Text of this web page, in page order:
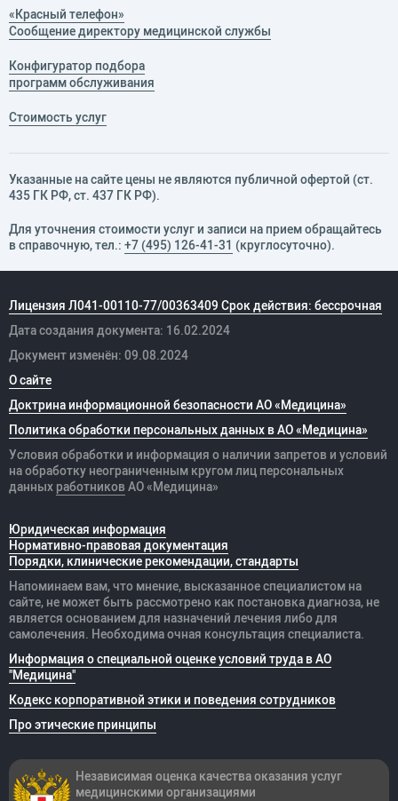
«Красный телефон»
Сообщение директору медицинской службы
Конфигуратор подбора
программ обслуживания
Стоимость услуг
Указанные на сайте цены не являются публичной офертой (ст.
435 ГК РФ, cт. 437 ГК РФ).
Для уточнения стоимости услуг и записи на прием обращайтесь
в справочную, тел.: +7 (495) 126-41-31 (круглосуточно).
Лицензия Л041-00110-77/00363409 Срок действия: бессрочная
Дата создания документа: 16.02.2024
Документ изменён: 09.08.2024
О сайте
Доктрина информационной безопасности АО «Медицина»
Политика обработки персональных данных в АО «Медицина»
Условия обработки и информация о наличии запретов и условий
на обработку неограниченным кругом лиц персональных
данных работников АО «Медицина»
Юридическая информация
Нормативно-правовая документация
Порядки, клинические рекомендации, стандарты
Напоминаем вам, что мнение, высказанное специалистом на
сайте, не может быть рассмотрено как постановка диагноза, не
является основанием для назначений лечения либо для
самолечения. Необходима очная консультация специалиста.
Информация о специальной оценке условий труда в АО
"Медицина"
Кодекс корпоративной этики и поведения сотрудников
Про этические принципы
Независимая оценка качества оказания услуг
медицинскими организациями